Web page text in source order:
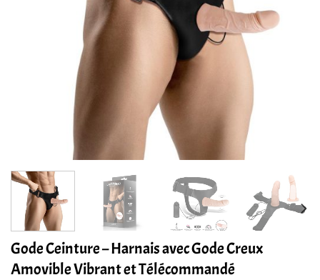
Gode Ceinture – Harnais avec Gode Creux
Amovible Vibrant et Télécommandé